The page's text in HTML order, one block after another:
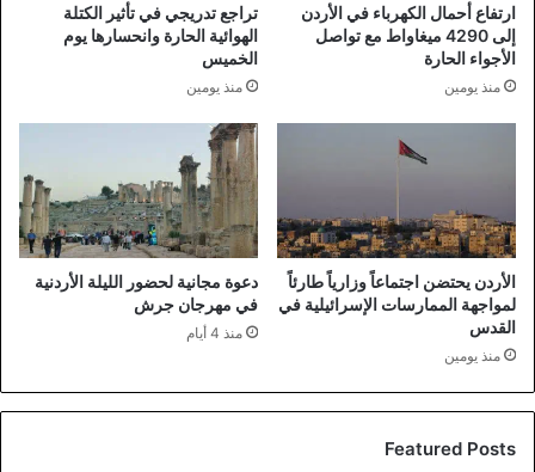
ارتفاع أحمال الكهرباء في الأردن
إلى 4290 ميغاواط مع تواصل
الأجواء الحارة
منذ يومين
تراجع تدريجي في تأثير الكتلة
الهوائية الحارة وانحسارها يوم
الخميس
منذ يومين
الأردن يحتضن اجتماعاً وزارياً طارئاً
لمواجهة الممارسات الإسرائيلية في
القدس
منذ يومين
دعوة مجانية لحضور الليلة الأردنية
في مهرجان جرش
منذ 4 أيام
Featured Posts